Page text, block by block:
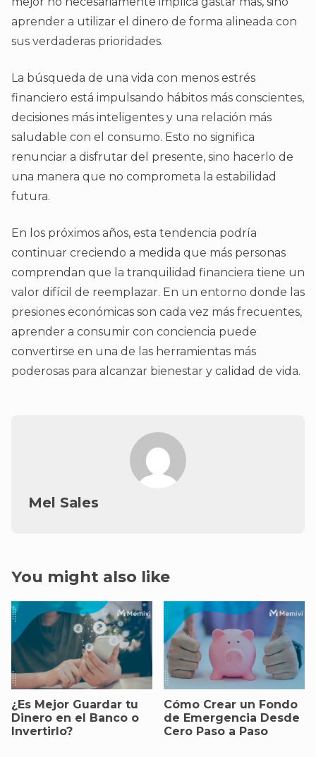
aprender a utilizar el dinero de forma alineada con
sus verdaderas prioridades.
La búsqueda de una vida con menos estrés
financiero está impulsando hábitos más conscientes,
decisiones más inteligentes y una relación más
saludable con el consumo. Esto no significa
renunciar a disfrutar del presente, sino hacerlo de
una manera que no comprometa la estabilidad
futura.
En los próximos años, esta tendencia podría
continuar creciendo a medida que más personas
comprendan que la tranquilidad financiera tiene un
valor difícil de reemplazar. En un entorno donde las
presiones económicas son cada vez más frecuentes,
aprender a consumir con conciencia puede
convertirse en una de las herramientas más
poderosas para alcanzar bienestar y calidad de vida.
Mel Sales
You might also like
¿Es Mejor Guardar tu
Dinero en el Banco o
Invertirlo?
Cómo Crear un Fondo
de Emergencia Desde
Cero Paso a Paso